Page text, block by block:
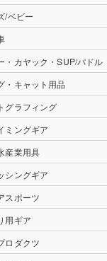
/ベビー
・カヤック・SUP/パドル
・キャット用品
グラフィング
ミングギア
産業用具
シングギア
スポーツ
用ギア
ロダクツ